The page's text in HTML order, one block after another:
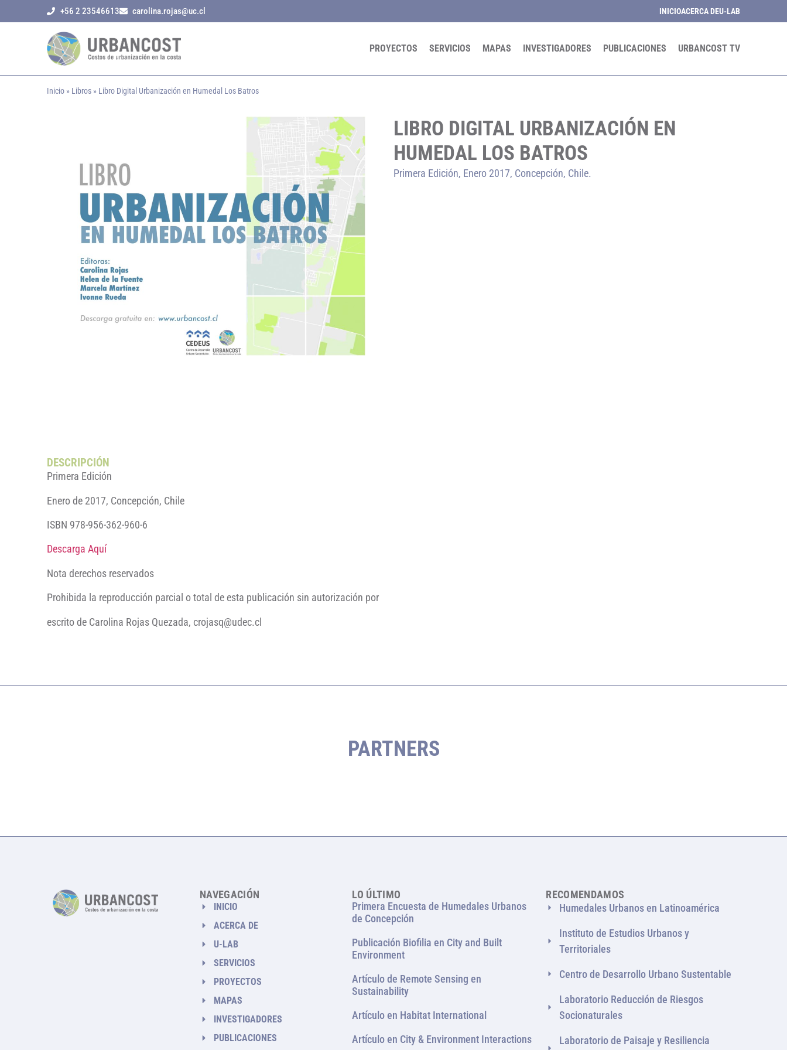
+56 2 23546613 carolina.rojas@uc.cl INICIOACERCA DEU-LAB
PROYECTOS SERVICIOS MAPAS INVESTIGADORES PUBLICACIONES URBANCOST TV
Inicio » Libros » Libro Digital Urbanización en Humedal Los Batros
LIBRO DIGITAL URBANIZACIÓN EN
HUMEDAL LOS BATROS
Primera Edición, Enero 2017, Concepción, Chile.
DESCRIPCIÓN
Primera Edición
Enero de 2017, Concepción, Chile
ISBN 978-956-362-960-6
Descarga Aquí
Nota derechos reservados
Prohibida la reproducción parcial o total de esta publicación sin autorización por
escrito de Carolina Rojas Quezada, crojasq@udec.cl
PARTNERS
NAVEGACIÓN
INICIO
ACERCA DE
U-LAB
SERVICIOS
PROYECTOS
MAPAS
INVESTIGADORES
PUBLICACIONES
LO ÚLTIMO
Primera Encuesta de Humedales Urbanos
de Concepción
Publicación Biofilia en City and Built
Environment
Artículo de Remote Sensing en
Sustainability
Artículo en Habitat International
Artículo en City & Environment Interactions
RECOMENDAMOS
Humedales Urbanos en Latinoamérica
Instituto de Estudios Urbanos y
Territoriales
Centro de Desarrollo Urbano Sustentable
Laboratorio Reducción de Riesgos
Socionaturales
Laboratorio de Paisaje y Resiliencia